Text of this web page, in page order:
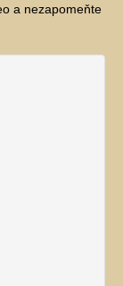
a nezapomeňte